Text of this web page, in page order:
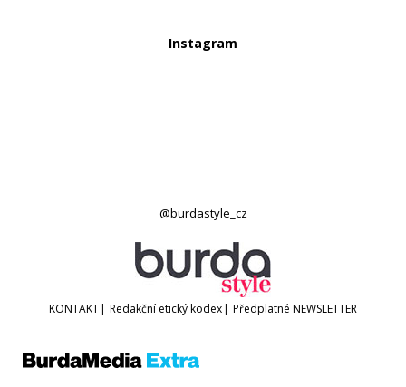
Instagram
@burdastyle_cz
KONTAKT| Redakční etický kodex| Předplatné NEWSLETTER